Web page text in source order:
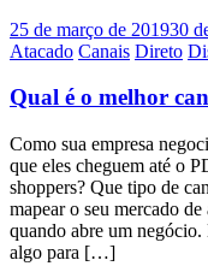
25 de março de 201930
Atacado Canais Direto
Qual é o melhor
Como sua empresa
que eles cheguem até o
shoppers? Que tipo de
mapear o seu mercado
quando abre um
algo para […]